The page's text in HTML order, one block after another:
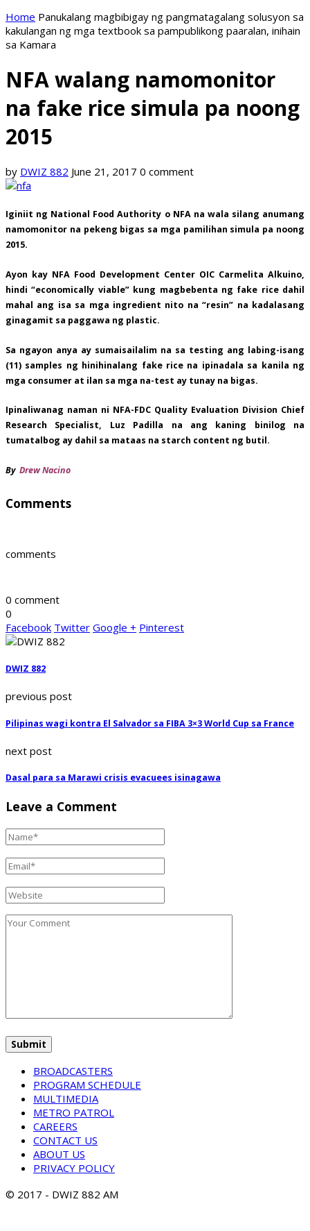
Home Panukalang magbibigay ng pangmatagalang solusyon sa
kakulangan ng mga textbook sa pampublikong paaralan, inihain
sa Kamara
NFA walang namomonitor
na fake rice simula pa noong
2015
by DWIZ 882 June 21, 2017 0 comment
Iginiit ng National Food Authority o NFA na wala silang anumang
namomonitor na pekeng bigas sa mga pamilihan simula pa noong
2015.
Ayon kay NFA Food Development Center OIC Carmelita Alkuino,
hindi “economically viable” kung magbebenta ng fake rice dahil
mahal ang isa sa mga ingredient nito na “resin” na kadalasang
ginagamit sa paggawa ng plastic.
Sa ngayon anya ay sumaisailalim na sa testing ang labing-isang
(11) samples ng hinihinalang fake rice na ipinadala sa kanila ng
mga consumer at ilan sa mga na-test ay tunay na bigas.
Ipinaliwanag naman ni NFA-FDC Quality Evaluation Division Chief
Research Specialist, Luz Padilla na ang kaning binilog na
tumatalbog ay dahil sa mataas na starch content ng butil.
By Drew Nacino
Comments
comments
0 comment
0
Facebook Twitter Google + Pinterest
DWIZ 882
previous post
Pilipinas wagi kontra El Salvador sa FIBA 3×3 World Cup sa France
next post
Dasal para sa Marawi crisis evacuees isinagawa
Leave a Comment
BROADCASTERS
PROGRAM SCHEDULE
MULTIMEDIA
METRO PATROL
CAREERS
CONTACT US
ABOUT US
PRIVACY POLICY
© 2017 - DWIZ 882 AM